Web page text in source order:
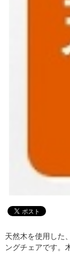
天然木を使用した
ングチェアです。